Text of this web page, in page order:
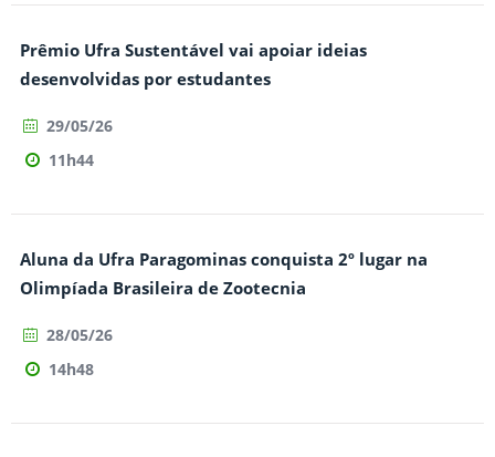
Prêmio Ufra Sustentável vai apoiar ideias
desenvolvidas por estudantes
29/05/26
11h44
Aluna da Ufra Paragominas conquista 2º lugar na
Olimpíada Brasileira de Zootecnia
28/05/26
14h48